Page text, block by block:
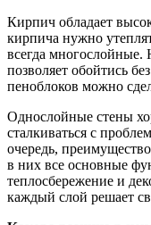
Кирпич обладает
кирпича нужно
всегда многослойные.
позволяет обойтись
пеноблоков можно
Однослойные стены
сталкиваться с
очередь,
в них все основные
теплосбережение и
каждый слой решает